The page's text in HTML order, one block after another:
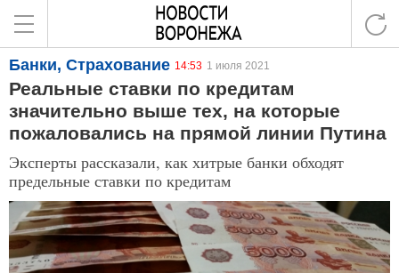
Банки, Страхование 14:53 1 июля 2021
Реальные ставки по кредитам
значительно выше тех, на которые
пожаловались на прямой линии Путина
Эксперты рассказали, как хитрые банки обходят
предельные ставки по кредитам